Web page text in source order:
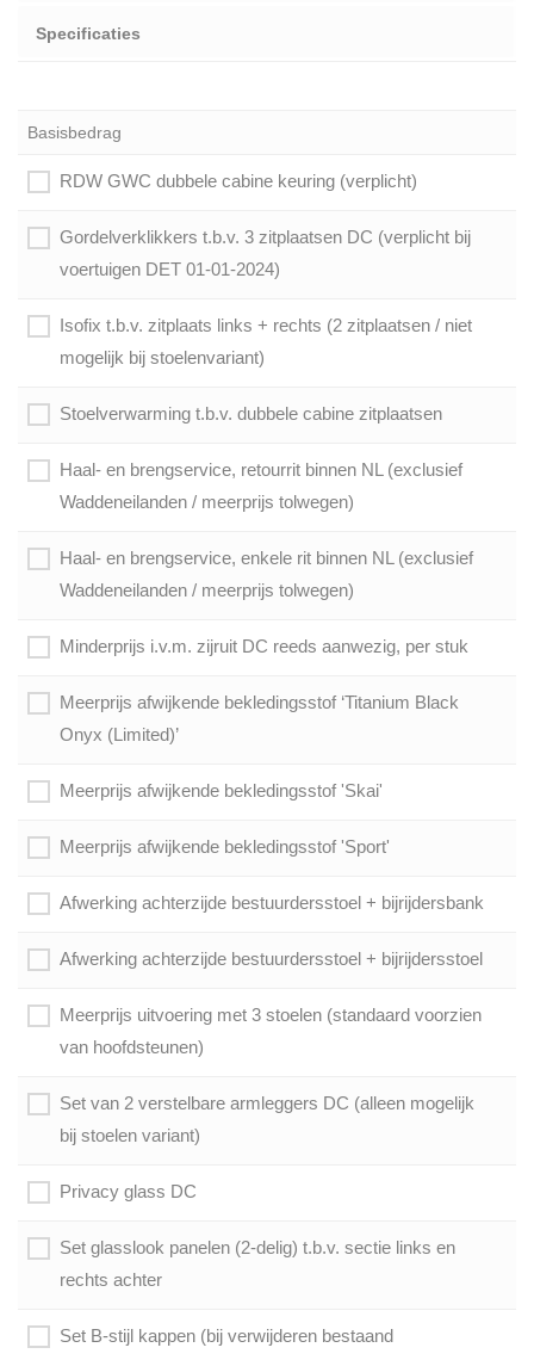
Specificaties
Basisbedrag
RDW GWC dubbele cabine keuring (verplicht)
Gordelverklikkers t.b.v. 3 zitplaatsen DC (verplicht bij
voertuigen DET 01-01-2024)
Isofix t.b.v. zitplaats links + rechts (2 zitplaatsen / niet
mogelijk bij stoelenvariant)
Stoelverwarming t.b.v. dubbele cabine zitplaatsen
Haal- en brengservice, retourrit binnen NL (exclusief
Waddeneilanden / meerprijs tolwegen)
Haal- en brengservice, enkele rit binnen NL (exclusief
Waddeneilanden / meerprijs tolwegen)
Minderprijs i.v.m. zijruit DC reeds aanwezig, per stuk
Meerprijs afwijkende bekledingsstof ‘Titanium Black
Onyx (Limited)’
Meerprijs afwijkende bekledingsstof 'Skai'
Meerprijs afwijkende bekledingsstof 'Sport'
Afwerking achterzijde bestuurdersstoel + bijrijdersbank
Afwerking achterzijde bestuurdersstoel + bijrijdersstoel
Meerprijs uitvoering met 3 stoelen (standaard voorzien
van hoofdsteunen)
Set van 2 verstelbare armleggers DC (alleen mogelijk
bij stoelen variant)
Privacy glass DC
Set glasslook panelen (2-delig) t.b.v. sectie links en
rechts achter
Set B-stijl kappen (bij verwijderen bestaand